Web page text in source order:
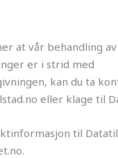
at vår behandling av
er i strid med
kan du ta
eller klage til
til